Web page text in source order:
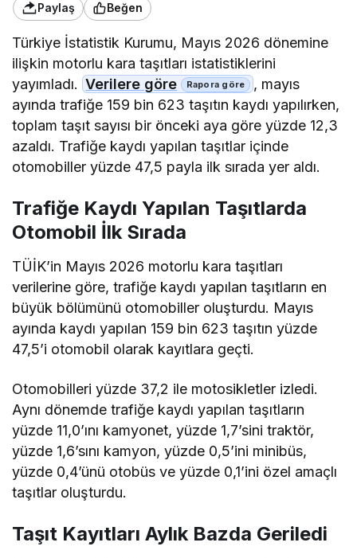
Paylaş Beğen
Türkiye İstatistik Kurumu, Mayıs 2026 dönemine
ilişkin motorlu kara taşıtları istatistiklerini
yayımladı. Verilere göre
, mayıs
ayında trafiğe 159 bin 623 taşıtın kaydı yapılırken,
toplam taşıt sayısı bir önceki aya göre yüzde 12,3
azaldı. Trafiğe kaydı yapılan taşıtlar içinde
otomobiller yüzde 47,5 payla ilk sırada yer aldı.
Trafiğe Kaydı Yapılan Taşıtlarda
Otomobil İlk Sırada
TÜİK’in Mayıs 2026 motorlu kara taşıtları
verilerine göre, trafiğe kaydı yapılan taşıtların en
büyük bölümünü otomobiller oluşturdu. Mayıs
ayında kaydı yapılan 159 bin 623 taşıtın yüzde
47,5’i otomobil olarak kayıtlara geçti.
Otomobilleri yüzde 37,2 ile motosikletler izledi.
Aynı dönemde trafiğe kaydı yapılan taşıtların
yüzde 11,0’ını kamyonet, yüzde 1,7’sini traktör,
yüzde 1,6’sını kamyon, yüzde 0,5’ini minibüs,
yüzde 0,4’ünü otobüs ve yüzde 0,1’ini özel amaçlı
taşıtlar oluşturdu.
Taşıt Kayıtları Aylık Bazda Geriledi